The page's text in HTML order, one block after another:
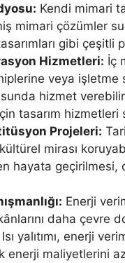
Kendi mimari
mimari çözümler
gibi çeşitli
Hizmetleri: İç
veya işletme
hizmet
tasarım hizmetleri
Projeleri:
mirası
hayata geçirilmesi,
Enerji
daha çevre
yalıtımı, enerji
enerji maliyetlerini